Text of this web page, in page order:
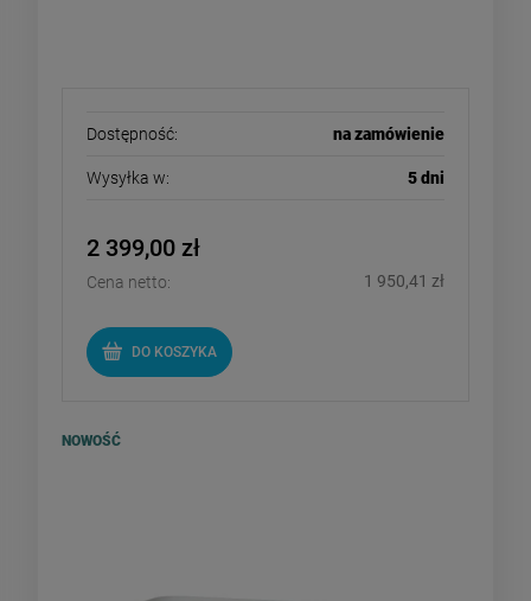
Dostępność: na zamówienie
Wysyłka w: 5 dni
2 399,00 zł
Cena netto: 1 950,41 zł
DO KOSZYKA
NOWOŚĆ